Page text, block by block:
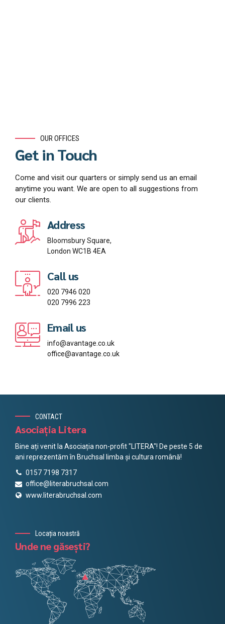
OUR OFFICES
Get in Touch
Come and visit our quarters or simply send us an email
anytime you want. We are open to all suggestions from
our clients.
Address
Bloomsbury Square,
London WC1B 4EA
Call us
020 7946 020
020 7996 223
Email us
info@avantage.co.uk
office@avantage.co.uk
CONTACT
Asociația Litera
Bine ați venit la Asociația non-profit "LITERA"! De peste 5 de
ani reprezentăm în Bruchsal limba și cultura română!
0157 7198 7317
office@literabruchsal.com
www.literabruchsal.com
Locația noastră
Unde ne găsești?